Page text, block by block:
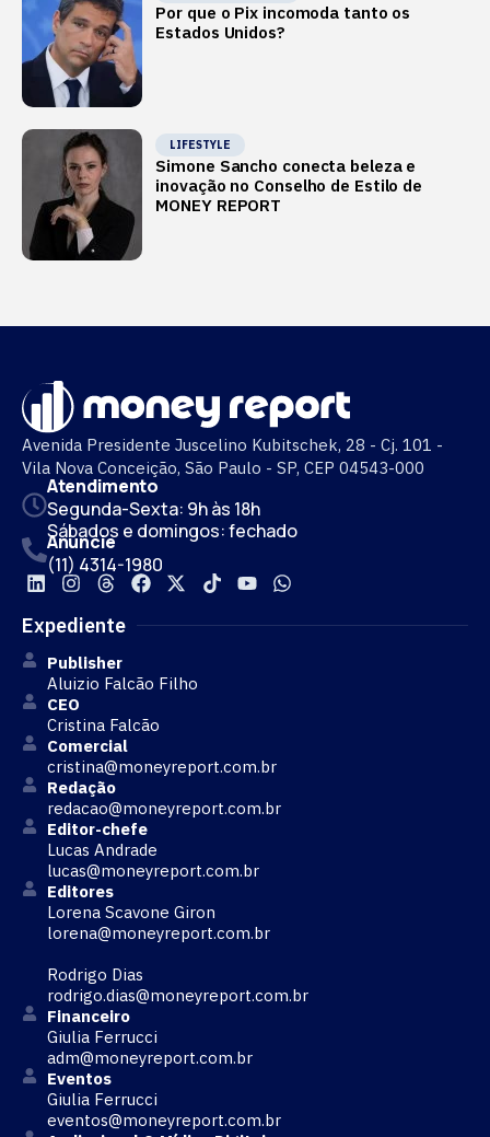
Por que o Pix incomoda tanto os
Estados Unidos?
LIFESTYLE
Simone Sancho conecta beleza e
inovação no Conselho de Estilo de
MONEY REPORT
Avenida Presidente Juscelino Kubitschek, 28 - Cj. 101 -
Vila Nova Conceição, São Paulo - SP, CEP 04543-000
Atendimento
Segunda-Sexta: 9h às 18h
Sábados e domingos: fechado
Anuncie
(11) 4314-1980
Expediente
Publisher
Aluizio Falcão Filho
CEO
Cristina Falcão
Comercial
cristina@moneyreport.com.br
Redação
redacao@moneyreport.com.br
Editor-chefe
Lucas Andrade
lucas@moneyreport.com.br
Editores
Lorena Scavone Giron
lorena@moneyreport.com.br
Rodrigo Dias
rodrigo.dias@moneyreport.com.br
Financeiro
Giulia Ferrucci
adm@moneyreport.com.br
Eventos
Giulia Ferrucci
eventos@moneyreport.com.br